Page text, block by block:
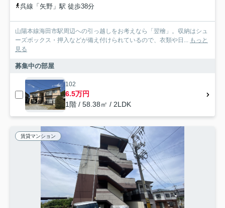
呉線「矢野」駅 徒歩38分
山陽本線海田市駅周辺への引っ越しをお考えなら「翌檜」。収納はシュ
ーズボックス・押入などが備え付けられているので、衣類や日... もっと
見る
募集中の部屋
102
6.5万円
1階 / 58.38㎡ / 2LDK
賃貸マンション